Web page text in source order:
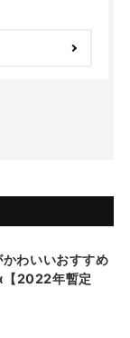
かわいいおすすめ
2022年暫定